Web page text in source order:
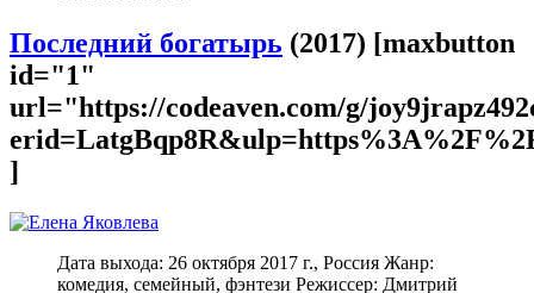
Последний богатырь (2017) [maxbutton
id="1"
url="https://codeaven.com/g/
]
Дата выхода: 26 октября 2017 г., Россия Жанр:
комедия, семейный, фэнтези Режиссер: Дмитрий